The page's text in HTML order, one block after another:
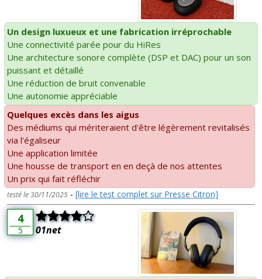
Un design luxueux et une fabrication irréprochable
Une connectivité parée pour du HiRes
Une architecture sonore complète (DSP et DAC) pour un son
puissant et détaillé
Une réduction de bruit convenable
Une autonomie appréciable
Quelques excès dans les aigus
Des médiums qui mériteraient d'être légèrement revitalisés
via l'égaliseur
Une application limitée
Une housse de transport en en deçà de nos attentes
Un prix qui fait réfléchir
testé le 30/11/2025 - [lire le test complet sur Presse Citron]
4
5 01net